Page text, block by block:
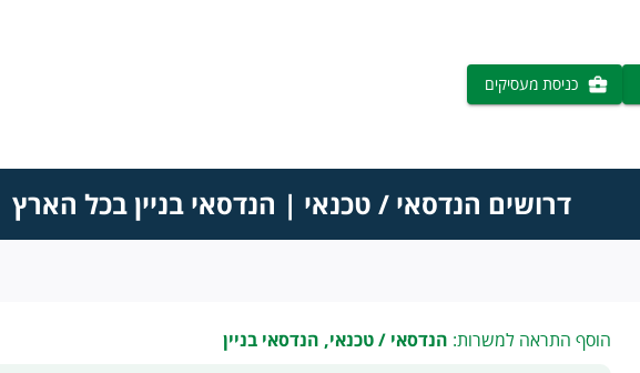
כניסת מעסיקים
דרושים הנדסאי / טכנאי | הנדסאי בניין בכל הארץ
הוסף התראה למשרות: הנדסאי / טכנאי, הנדסאי בניין